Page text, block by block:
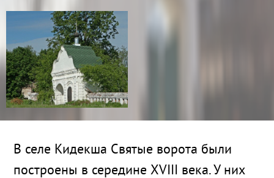
В селе Кидекша Святые ворота были
построены в середине XVIII века. У них